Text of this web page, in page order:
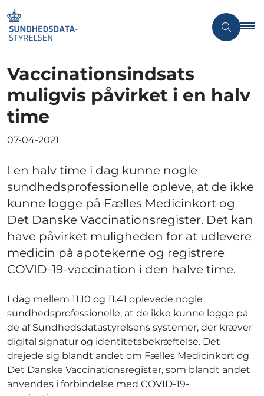
Vaccinationsindsats
muligvis påvirket i en halv
time
07-04-2021
I en halv time i dag kunne nogle
sundhedsprofessionelle opleve, at de ikke
kunne logge på Fælles Medicinkort og
Det Danske Vaccinationsregister. Det kan
have påvirket muligheden for at udlevere
medicin på apotekerne og registrere
COVID-19-vaccination i den halve time.
I dag mellem 11.10 og 11.41 oplevede nogle
sundhedsprofessionelle, at de ikke kunne logge på
de af Sundhedsdatastyrelsens systemer, der kræver
digital signatur og identitetsbekræftelse. Det
drejede sig blandt andet om Fælles Medicinkort og
Det Danske Vaccinationsregister, som blandt andet
anvendes i forbindelse med COVID-19-